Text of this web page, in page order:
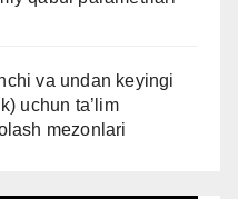
va undan keyingi
uchun ta’lim
mezonlari